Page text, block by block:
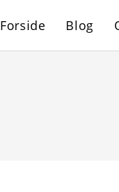
Forside Blog